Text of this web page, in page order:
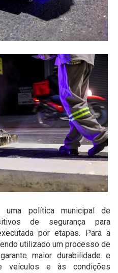
política municipal de
de segurança para
por etapas. Para a
utilizado um processo de
maior durabilidade e
veículos e às condições